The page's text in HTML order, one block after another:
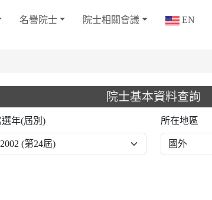
名譽院士 院士相關會議 EN
院士基本資料查詢
選年(屆別) 所在地區